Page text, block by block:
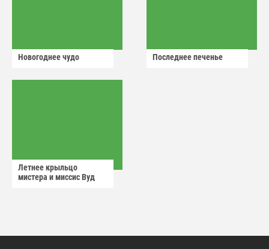
Новогоднее чудо Последнее печенье
Летнее крыльцо
мистера и миссис Вуд